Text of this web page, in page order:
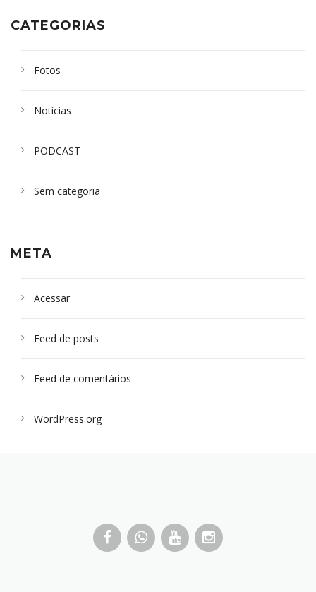
CATEGORIAS
Fotos
Notícias
PODCAST
Sem categoria
META
Acessar
Feed de posts
Feed de comentários
WordPress.org